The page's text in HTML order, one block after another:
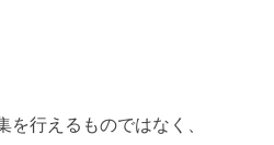
行えるものではなく、